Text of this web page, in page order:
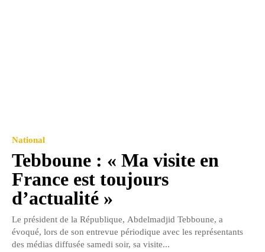
National
Tebboune : « Ma visite en
France est toujours
d’actualité »
Le président de la République, Abdelmadjid Tebboune, a
évoqué, lors de son entrevue périodique avec les représentants
des médias diffusée samedi soir, sa visite...